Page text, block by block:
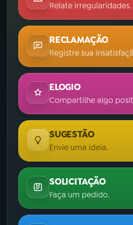
Relate irregularidades.
RECLAMAÇÃO
Registre sua
ELOGIO
Compartilhe algo
SUGESTÃO
Envie uma ideia.
SOLICITAÇÃO
Faça um pedido.